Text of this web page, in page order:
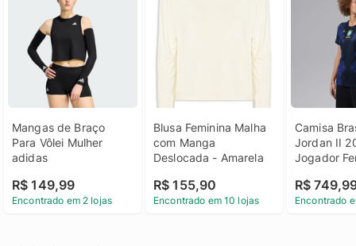
Mangas de Braço
Para Vôlei Mulher
adidas
R$ 149,99
Encontrado em 2 lojas
Blusa Feminina Malha
com Manga
Deslocada - Amarela
R$ 155,90
Encontrado em 10 lojas
Camisa
Jordan II
Jogador
R$
Encontrado